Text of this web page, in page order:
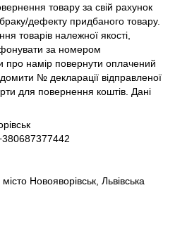
товару за свій рахунок
дефекту придбаного товару.
товарів належної якості,
за номером
про намір повернути оплачений
№ декларації відправленої
для повернення коштів. Дані
Новояворівськ, Львівська